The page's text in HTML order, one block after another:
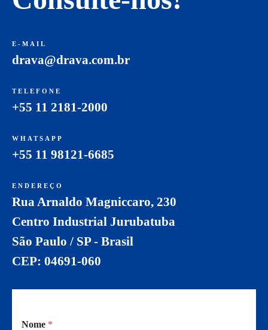
E-MAIL
drava@drava.com.br
TELEFONE
+55 11 2181-2000
WHATSAPP
+55 11 98121-6685
ENDEREÇO
Rua Arnaldo Magniccaro, 230
Centro Industrial Jurubatuba
São Paulo / SP - Brasil
CEP: 04691-060
Nome *